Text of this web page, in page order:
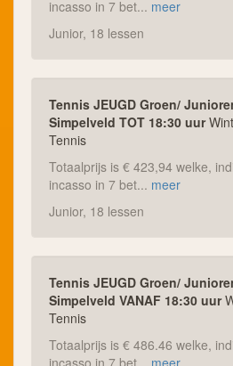
incasso in 7 bet... meer
Junior, 18 lessen
Tennis JEUGD Groen/
Simpelveld TOT 18:30 uur
Tennis
Totaalprijs is € 423,94 welke,
incasso in 7 bet... meer
Junior, 18 lessen
Tennis JEUGD Groen/
Simpelveld VANAF 18:30 uur
Tennis
Totaalprijs is € 486.46 welke,
incasso in 7 bet... meer